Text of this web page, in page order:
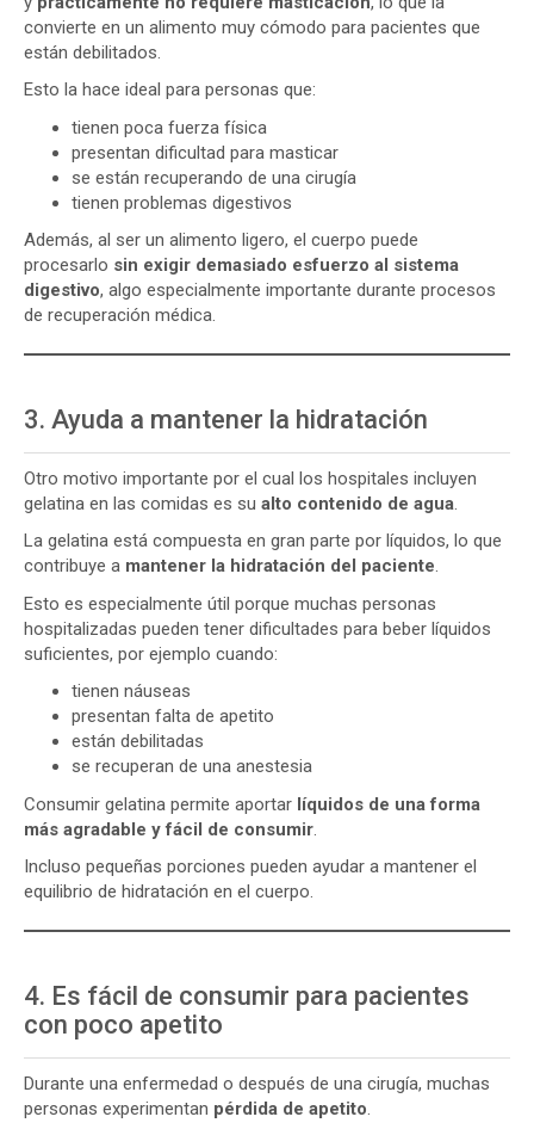
convierte en un alimento muy cómodo para pacientes que
están debilitados.
Esto la hace ideal para personas que:
tienen poca fuerza física
presentan dificultad para masticar
se están recuperando de una cirugía
tienen problemas digestivos
Además, al ser un alimento ligero, el cuerpo puede
procesarlo sin exigir demasiado esfuerzo al sistema
digestivo, algo especialmente importante durante procesos
de recuperación médica.
3. Ayuda a mantener la hidratación
Otro motivo importante por el cual los hospitales incluyen
gelatina en las comidas es su alto contenido de agua
La gelatina está compuesta en gran parte por líquidos, lo que
contribuye a mantener la hidratación del paciente.
Esto es especialmente útil porque muchas personas
hospitalizadas pueden tener dificultades para beber líquidos
suficientes, por ejemplo cuando:
tienen náuseas
presentan falta de apetito
están debilitadas
se recuperan de una anestesia
Consumir gelatina permite aportar líquidos de una forma
más agradable y fácil de consumir
Incluso pequeñas porciones pueden ayudar a mantener el
equilibrio de hidratación en el cuerpo.
4. Es fácil de consumir para pacientes
con poco apetito
Durante una enfermedad o después de una cirugía, muchas
personas experimentan pérdida de apetito